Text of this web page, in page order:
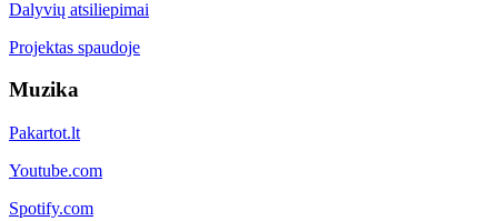
Dalyvių atsiliepimai
Projektas spaudoje
Muzika
Pakartot.lt
Youtube.com
Spotify.com